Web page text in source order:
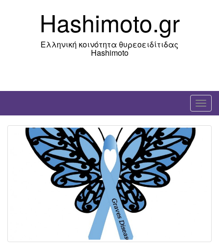
Hashimoto.gr
Ελληνική κοινότητα θυρεοειδίτιδας
Hashimoto
T
o
a